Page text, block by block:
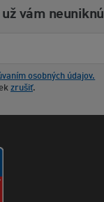
vám neuniknú
osobných údajov.
zrušiť.